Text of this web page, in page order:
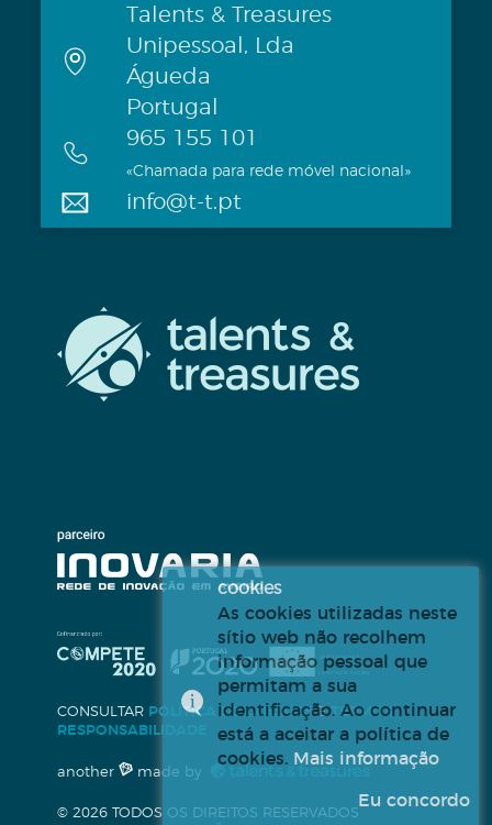
Talents & Treasures
Unipessoal, Lda
Águeda
Portugal
965 155 101
«Chamada para rede móvel nacional»
info@t-t.pt
CONSULTAR POLÍTICA DE COOKIESETERMOS
RESPONSABILIDADE
© 2026 TODOS OS DIREITOS RESERVADOS
another made by
cookies
As cookies utilizadas neste
sítio web não recolhem
informação pessoal que
permitam a sua
identificação. Ao continuar
está a aceitar a política de
cookies. Mais informação
Eu concordo